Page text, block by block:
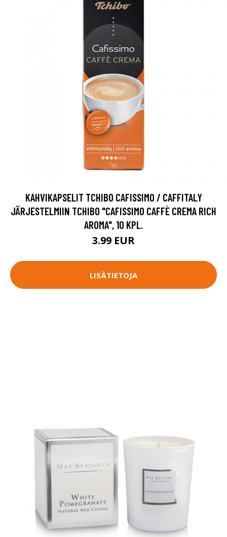
KAHVIKAPSELIT TCHIBO CAFISSIMO / CAFFITALY
JÄRJESTELMIIN TCHIBO "CAFISSIMO CAFFÈ CREMA RICH
AROMA", 10 KPL.
3.99 EUR
LISÄTIETOJA